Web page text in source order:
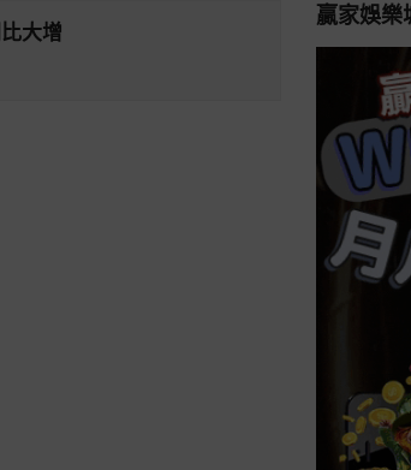
大增
贏家娛樂